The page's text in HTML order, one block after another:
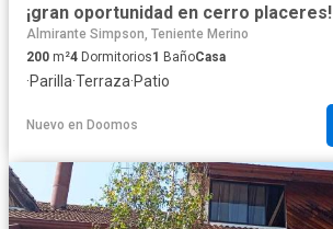
¡gran oportunidad en cerro placeres!
Almirante Simpson, Teniente Merino
200 m²4 Dormitorios1 BañoCasa
·Parilla·Terraza·Patio
Nuevo en Doomos